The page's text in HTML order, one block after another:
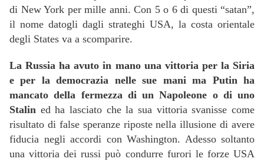
di New York per mille anni. Con 5 o 6 di questi “satan”,
il nome datogli dagli strateghi USA, la costa orientale
degli States va a scomparire.
La Russia ha avuto in mano una vittoria per la Siria
e per la democrazia nelle sue mani ma Putin ha
mancato della fermezza di un Napoleone o di uno
Stalin ed ha lasciato che la sua vittoria svanisse come
risultato di false speranze riposte nella illusione di avere
fiducia negli accordi con Washington. Adesso soltanto
una vittoria dei russi può condurre furori le forze USA